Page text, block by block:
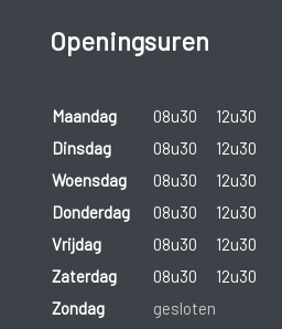
Openingsuren
Maandag 08u30 12u30
Dinsdag
08u30 12u30
Woensdag
08u30 12u30
Donderdag
08u30 12u30
Vrijdag
08u30 12u30
Zaterdag
08u30
12u30
Zondag
gesloten